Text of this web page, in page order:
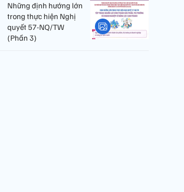
Những định hướng lớn
trong thực hiện Nghị
quyết 57-NQ/TW
(Phần 3)